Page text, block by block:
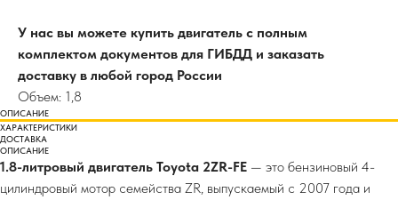
У нас вы можете купить двигатель с полным
комплектом документов для ГИБДД и заказать
доставку в любой город России
Объем: 1,8
ОПИСАНИЕ
ХАРАКТЕРИСТИКИ
ДОСТАВКА
ОПИСАНИЕ
1.8-литровый двигатель Toyota 2ZR-FE — это бензиновый 4-
цилиндровый мотор семейства ZR, выпускаемый с 2007 года и